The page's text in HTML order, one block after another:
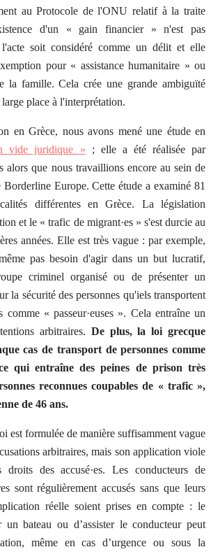
au Protocole de l'ONU relatif à la traite
d'un « gain financier » n'est pas
l'acte soit considéré comme un délit et elle
pour « assistance humanitaire » ou
la famille. Cela crée une grande ambiguïté
place à l'interprétation.
en Grèce, nous avons mené une étude en
vide juridique » ; elle a été réalisée par
alors que nous travaillions encore au sein de
Europe. Cette étude a examiné 81
différentes en Grèce. La législation
et le « trafic de migrant·es » s'est durcie au
années. Elle est très vague : par exemple,
pas besoin d'agir dans un but lucratif,
criminel organisé ou de présenter un
la sécurité des personnes qu'iels transportent
comme « passeur·euses ». Cela entraîne un
arbitraires. De plus, la loi grecque
cas de transport de personnes comme
qui entraîne des peines de prison très
reconnues coupables de « trafic »,
de 46 ans.
est formulée de manière suffisamment vague
arbitraires, mais son application viole
droits des accusé·es. Les conducteurs de
sont régulièrement accusés sans que leurs
réelle soient prises en compte : le
bateau ou d’assister le conducteur peut
même en cas d’urgence ou sous la